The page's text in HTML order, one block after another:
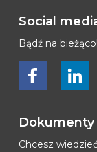
Social
Bądź na
Bekijk ons op Facebook
Bekijk
Dokumenty
Chcesz